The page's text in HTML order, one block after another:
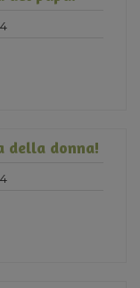
della donna!